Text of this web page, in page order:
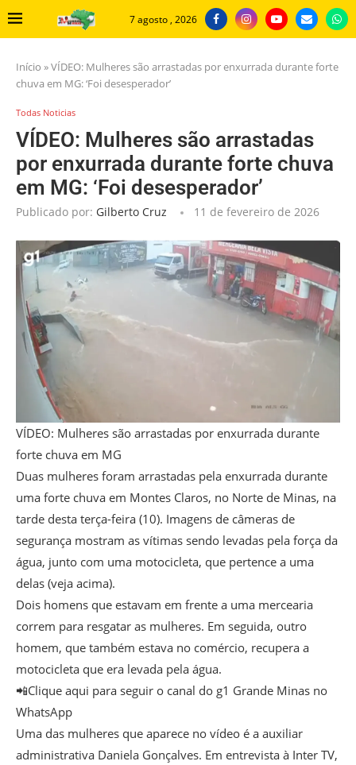
7 agosto , 2026
Início »VÍDEO: Mulheres são arrastadas por enxurrada durante forte
chuva em MG: ‘Foi desesperador’
Todas Noticias
VÍDEO: Mulheres são arrastadas
por enxurrada durante forte chuva
em MG: ‘Foi desesperador’
Publicado por: Gilberto Cruz 11 de fevereiro de 2026
VÍDEO: Mulheres são arrastadas por enxurrada durante
forte chuva em MG
Duas mulheres foram arrastadas pela enxurrada durante
uma forte chuva em Montes Claros, no Norte de Minas, na
tarde desta terça-feira (10). Imagens de câmeras de
segurança mostram as vítimas sendo levadas pela força da
água, junto com uma motocicleta, que pertence a uma
delas (veja acima).
Dois homens que estavam em frente a uma mercearia
correm para resgatar as mulheres. Em seguida, outro
homem, que também estava no comércio, recupera a
motocicleta que era levada pela água.
📲Clique aqui para seguir o canal do g1 Grande Minas no
WhatsApp
Uma das mulheres que aparece no vídeo é a auxiliar
administrativa Daniela Gonçalves. Em entrevista à Inter TV,